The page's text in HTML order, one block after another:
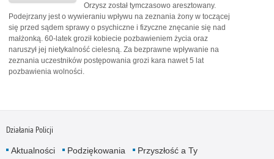
Orzysz został tymczasowo aresztowany.
Podejrzany jest o wywieraniu wpływu na zeznania żony w toczącej
się przed sądem sprawy o psychiczne i fizyczne znęcanie się nad
małżonką. 60-latek groził kobiecie pozbawieniem życia oraz
naruszył jej nietykalność cielesną. Za bezprawne wpływanie na
zeznania uczestników postępowania grozi kara nawet 5 lat
pozbawienia wolności.
Działania Policji
Aktualności Podziękowania
Przyszłość a Ty